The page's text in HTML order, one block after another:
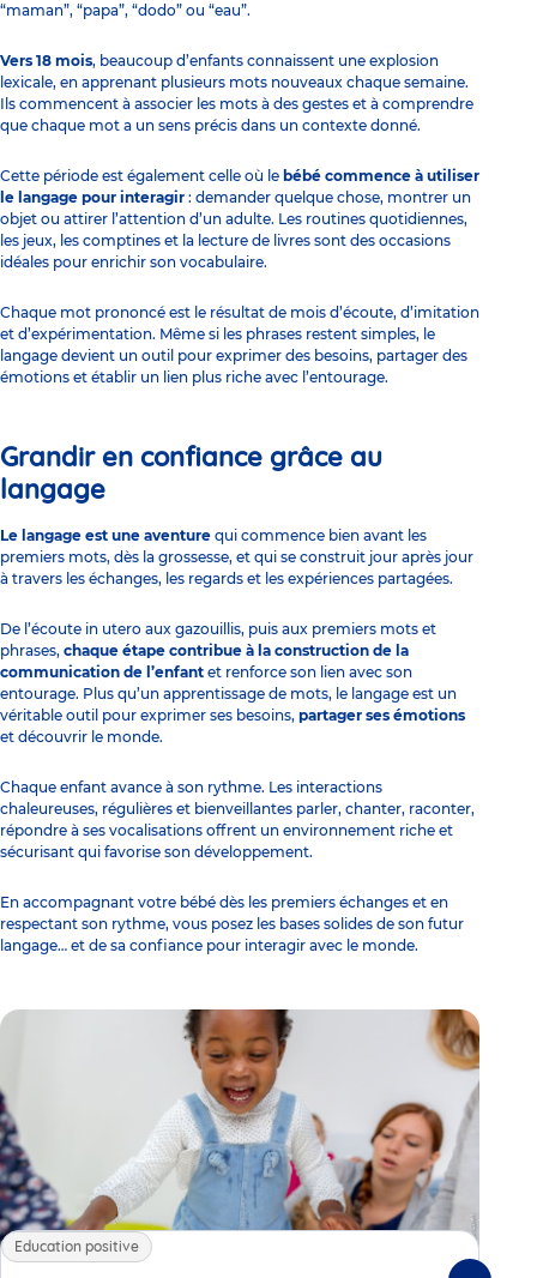
“maman”, “papa”, “dodo” ou “eau”.
Vers 18 mois, beaucoup d’enfants connaissent une explosion
lexicale, en apprenant plusieurs mots nouveaux chaque semaine.
Ils commencent à associer les mots à des gestes et à comprendre
que chaque mot a un sens précis dans un contexte donné.
Cette période est également celle où le bébé commence à utiliser
le langage pour interagir : demander quelque chose, montrer un
objet ou attirer l’attention d’un adulte. Les routines quotidiennes,
les jeux, les comptines et la lecture de livres sont des occasions
idéales pour enrichir son vocabulaire.
Chaque mot prononcé est le résultat de mois d’écoute, d’imitation
et d’expérimentation. Même si les phrases restent simples, le
langage devient un outil pour exprimer des besoins, partager des
émotions et établir un lien plus riche avec l’entourage.
Grandir en confiance grâce au
langage
Le langage est une aventure qui commence bien avant les
premiers mots, dès la grossesse, et qui se construit jour après jour
à travers les échanges, les regards et les expériences partagées.
De l’écoute in utero aux gazouillis, puis aux premiers mots et
phrases, chaque étape contribue à la construction de la
communication de l’enfant et renforce son lien avec son
entourage. Plus qu’un apprentissage de mots, le langage est un
véritable outil pour exprimer ses besoins, partager ses émotions
et découvrir le monde.
Chaque enfant avance à son rythme. Les interactions
chaleureuses, régulières et bienveillantes parler, chanter, raconter,
répondre à ses vocalisations offrent un environnement riche et
sécurisant qui favorise son développement.
En accompagnant votre bébé dès les premiers échanges et en
respectant son rythme, vous posez les bases solides de son futur
langage… et de sa confiance pour interagir avec le monde.
Education positive